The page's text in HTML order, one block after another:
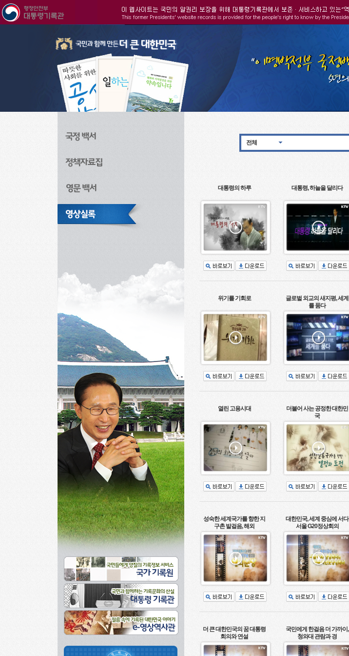
전체
대통령의 하루 대통령, 하늘을 달리다
위기를 기회로
글로벌 외교의 새지평, 세계
를 품다
열린 고용시대
더불어 사는 공정한 대한민
국
성숙한 세계국가를 향한 지
구촌 발걸음, 해외
대한민국, 세계 중심에 서다
서울 G20정상회의
더 큰 대한민국의 꿈 대통령
회의와 연설
국민에게 한걸음 더 가까이,
청와대 관람과 경